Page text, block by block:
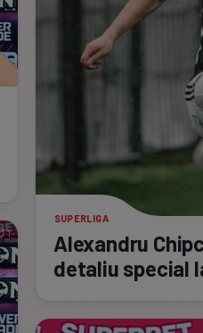
1
SUPERLIGA
Alexandru
detaliu special